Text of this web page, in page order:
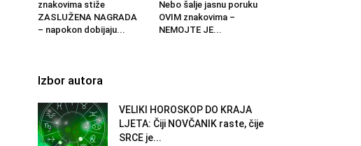
znakovima stiže
ZASLUŽENA NAGRADA
– napokon dobijaju...
Nebo šalje jasnu poruku
OVIM znakovima –
NEMOJTE JE...
Izbor autora
VELIKI HOROSKOP DO KRAJA
LJETA: Čiji NOVČANIK raste, čije
SRCE je...